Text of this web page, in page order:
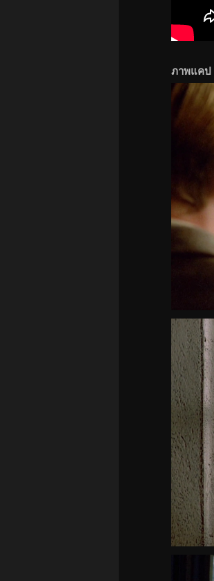
ภาพแคป